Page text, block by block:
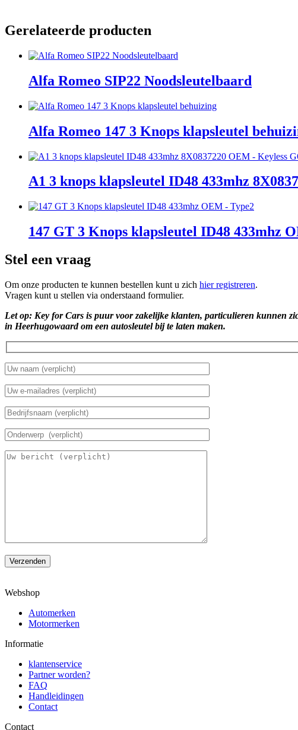
Gerelateerde producten
Alfa Romeo SIP22 Noodsleutelbaard
Alfa Romeo 147 3 Knops klapsleutel
A1 3 knops klapsleutel ID48 433mhz
147 GT 3 Knops klapsleutel ID48 433mhz
Stel een vraag
Om onze producten te kunnen bestellen kunt u zich hier registreren.
Vragen kunt u stellen via onderstaand formulier.
Let op: Key for Cars is puur voor zakelijke klanten, particulieren kunnen
in Heerhugowaard om een autosleutel bij te laten maken.
Verzenden
Webshop
Automerken
Motormerken
Informatie
klantenservice
Partner worden?
FAQ
Handleidingen
Contact
Contact